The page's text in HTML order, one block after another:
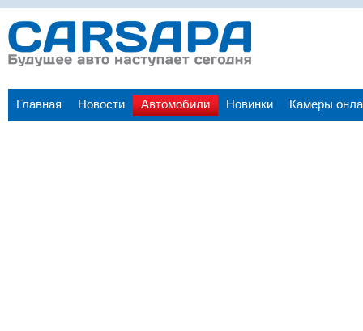
Главная Новости Автомобили Новинки Камеры